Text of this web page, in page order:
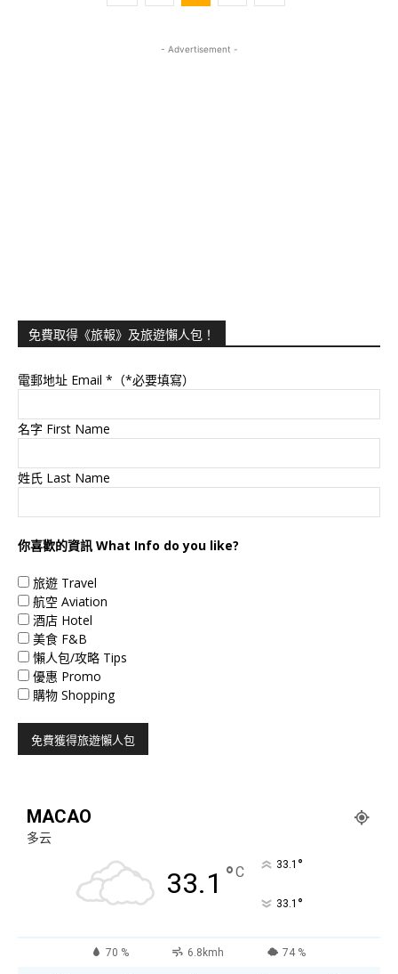
- Advertisement -
免費取得《旅報》及旅遊懶人包！
電郵地址 Email *（*必要填寫）
名字 First Name
姓氏 Last Name
你喜歡的資訊 What Info do you like?
旅遊 Travel
航空 Aviation
酒店 Hotel
美食 F&B
懶人包/攻略 Tips
優惠 Promo
購物 Shopping
MACAO
多云
33.1 °C 33.1 °
33.1 °
70 % 6.8kmh 74 %